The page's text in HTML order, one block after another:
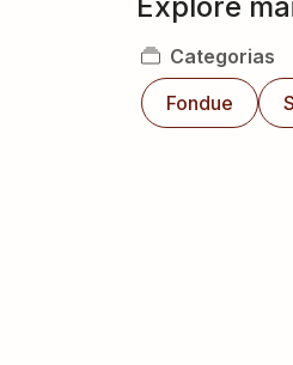
Categorias
Fondue